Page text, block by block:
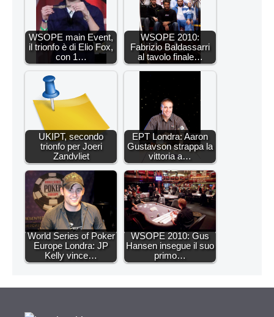
WSOPE main Event,
il trionfo è di Elio Fox,
con 1…
WSOPE 2010:
Fabrizio Baldassarri
al tavolo finale…
UKIPT, secondo
trionfo per Joeri
Zandvliet
EPT Londra: Aaron
Gustavson strappa la
vittoria a…
World Series of Poker
Europe Londra: JP
Kelly vince…
WSOPE 2010: Gus
Hansen insegue il suo
primo…